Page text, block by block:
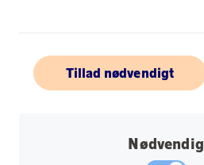
Tillad nødvendigt
Nødvendig